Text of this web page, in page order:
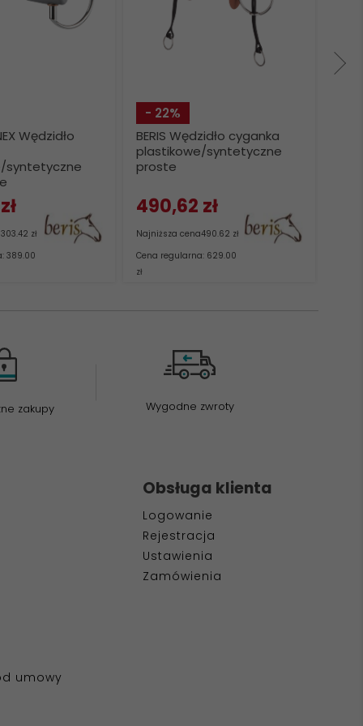
Wędzidło
syntetyczne
zł
303.42 zł
389.00
- 22%
BERIS Wędzidło cyganka
plastikowe/syntetyczne
proste
490,62 zł
Najniższa cena490.62 zł
Cena regularna: 629.00
zł
zakupy Wygodne zwroty
umowy
Obsługa klienta
Logowanie
Rejestracja
Ustawienia
Zamówienia